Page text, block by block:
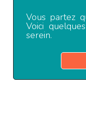
Vous partez
Voici
serein.